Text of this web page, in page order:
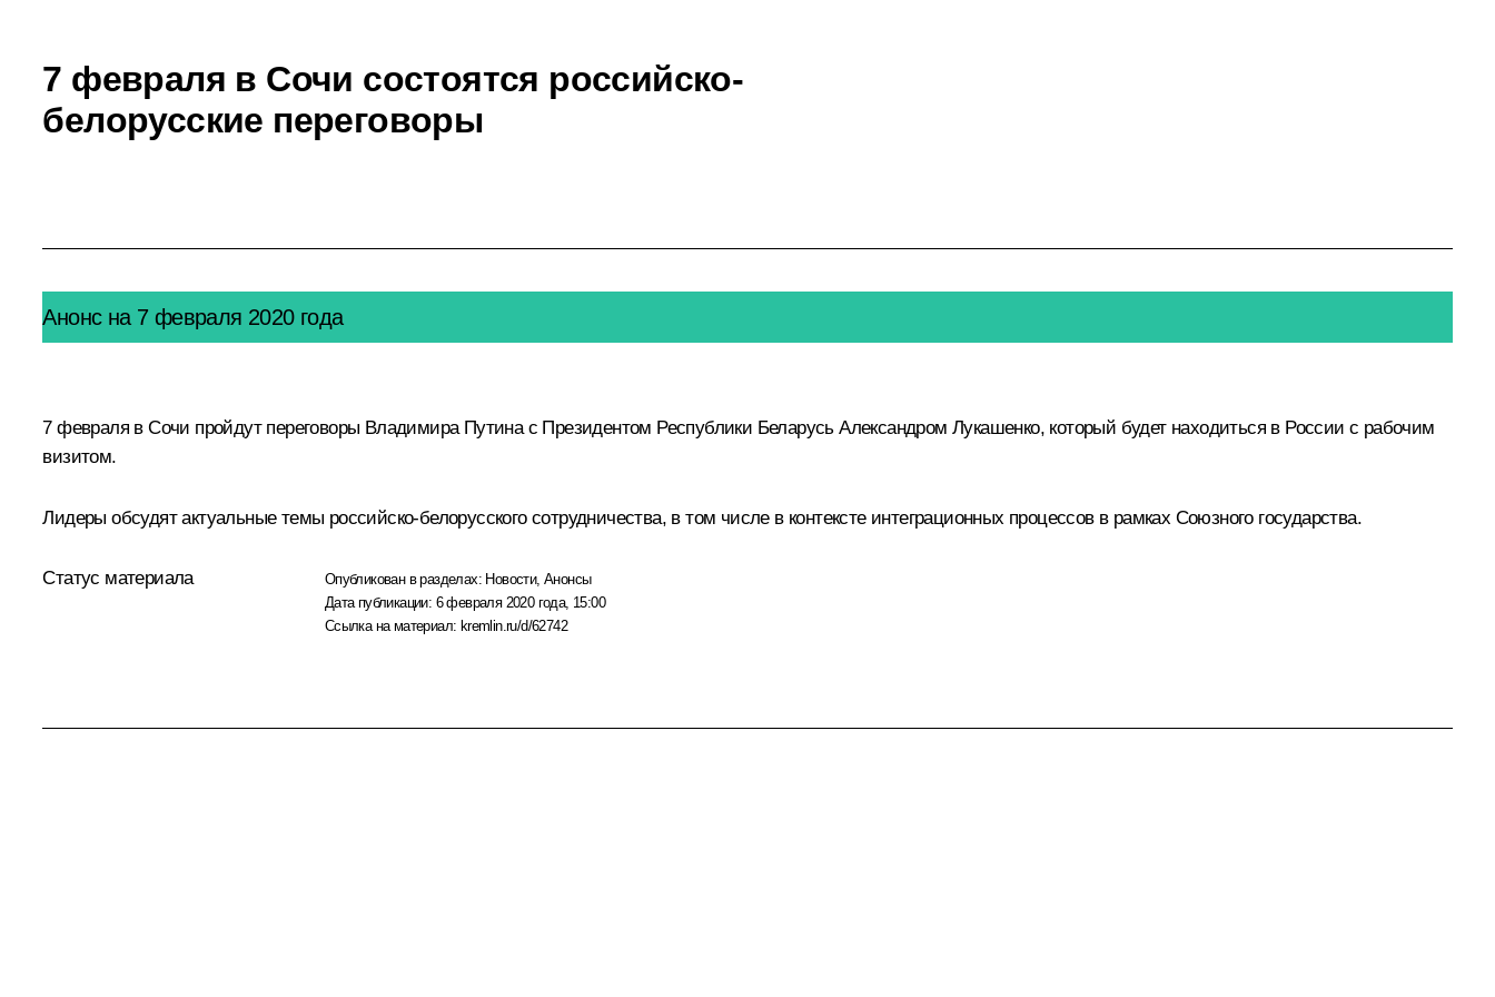
7 февраля в Сочи состоятся российско-
белорусские переговоры
Анонс на 7 февраля 2020 года
7 февраля в Сочи пройдут переговоры Владимира Путина с Президентом Республики БеларусьАлександром Лукашенко, который будет находиться в России с рабочим
визитом.
Лидеры обсудят актуальные темы российско-белорусского сотрудничества, в том числе в контексте интеграционных процессов в рамках Союзного государства.
Статус материала Опубликован в разделах: Новости,Анонсы
Дата публикации: 6 февраля 2020 года, 15:00
Ссылка на материал: kremlin.ru/d/62742